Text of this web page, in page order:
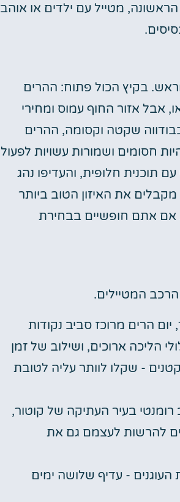
מטייל עם ילדים או אוהב
בקיץ הכול פתוח: ההרים
אבל אזור החוף עמוס ומחירי
שקטה וקסומה, ההרים
חסומים ושמורות עשויות לפעול
תוכנית חלופית, והעדיפו נהג
מקבלים את האיזון הטוב ביותר
אם אתם חופשיים בבחירת
המטיילים.
הרים מרוכז סביב נקודות
הליכה ארוכים, ושילוב של זמן
- שקלו לוותר עליה לטובת
בעיר העתיקה של קוטור,
להרשות לעצמם גם את
- עדיף שלושה ימים